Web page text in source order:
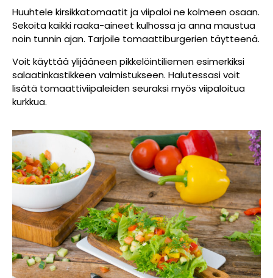
Huuhtele kirsikkatomaatit ja viipaloi ne kolmeen osaan.
Sekoita kaikki raaka-aineet kulhossa ja anna maustua
noin tunnin ajan. Tarjoile tomaattiburgerien täytteenä.
Voit käyttää ylijääneen pikkelöintiliemen esimerkiksi
salaatinkastikkeen valmistukseen. Halutessasi voit
lisätä tomaattiviipaleiden seuraksi myös viipaloitua
kurkkua.